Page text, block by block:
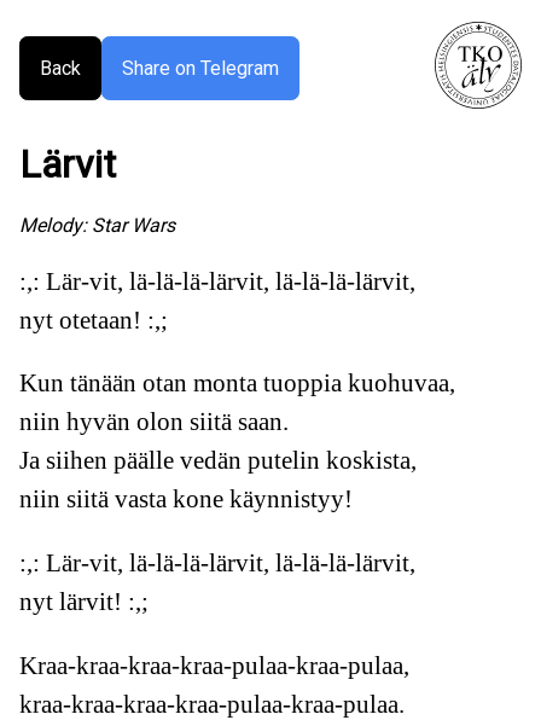
Back Share on Telegram
Lärvit
Melody: Star Wars
:,: Lär-vit, lä-lä-lä-lärvit, lä-lä-lä-lärvit,
nyt otetaan! :,;
Kun tänään otan monta tuoppia kuohuvaa,
niin hyvän olon siitä saan.
Ja siihen päälle vedän putelin koskista,
niin siitä vasta kone käynnistyy!
:,: Lär-vit, lä-lä-lä-lärvit, lä-lä-lä-lärvit,
nyt lärvit! :,;
Kraa-kraa-kraa-kraa-pulaa-kraa-pulaa,
kraa-kraa-kraa-kraa-pulaa-kraa-pulaa.